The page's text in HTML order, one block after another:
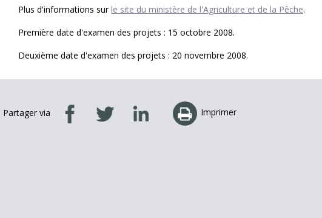
Plus d'informations sur le site du ministère de l'Agriculture et de la Pêche.
Première date d'examen des projets : 15 octobre 2008.
Deuxième date d'examen des projets : 20 novembre 2008.
Partager via Imprimer